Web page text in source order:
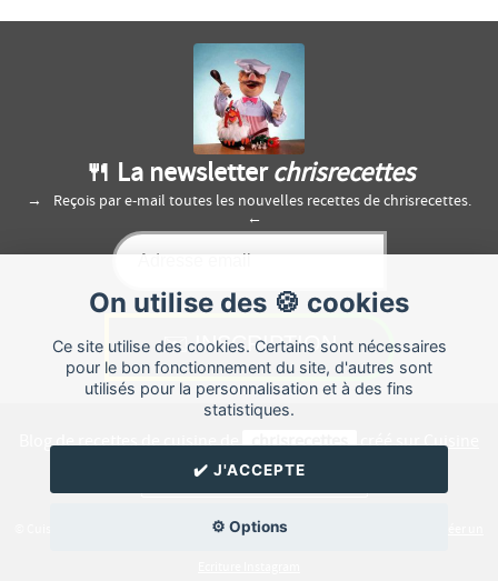
On utilise des 🍪 cookies
Ce site utilise des cookies. Certains sont nécessaires
pour le bon fonctionnement du site, d'autres sont
utilisés pour la personnalisation et à des fins
statistiques.
✔️ J'ACCEPTE
⚙️ Options
🍴 La newsletter chrisrecettes
Reçois par e-mail toutes les nouvelles recettes de chrisrecettes.
© Cuisine.land : La plateforme de blog spécialisée dans les blogs culinaires.